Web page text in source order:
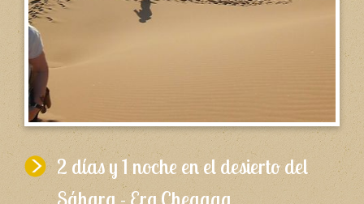
2 días y 1 noche en el desierto del
Sáhara - Erg Chegaga